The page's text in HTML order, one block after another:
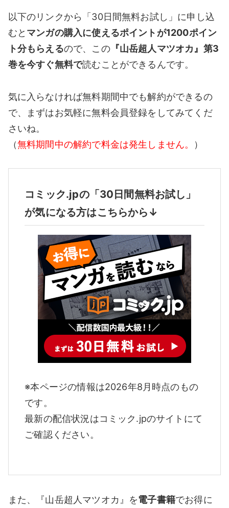
以下のリンクから「30日間無料お試し」に申し込
むと マンガの購入に使えるポイントが1200ポイン
ト分もらえるので、この『山岳超人マツオカ』第3
巻を今すぐ無料で読むことができるんです。
気に入らなければ無料期間中でも解約ができるの
で、まずはお気軽に無料会員登録をしてみてくだ
さいね。
（無料期間中の解約で料金は発生しません。 ）
コミック.jpの「30日間無料お試し」
が気になる方はこちらから↓
※本ページの情報は2026年8月時点のもの
です。
最新の配信状況はコミック.jpのサイトにて
ご確認ください。
また、『山岳超人マツオカ』を電子書籍でお得に